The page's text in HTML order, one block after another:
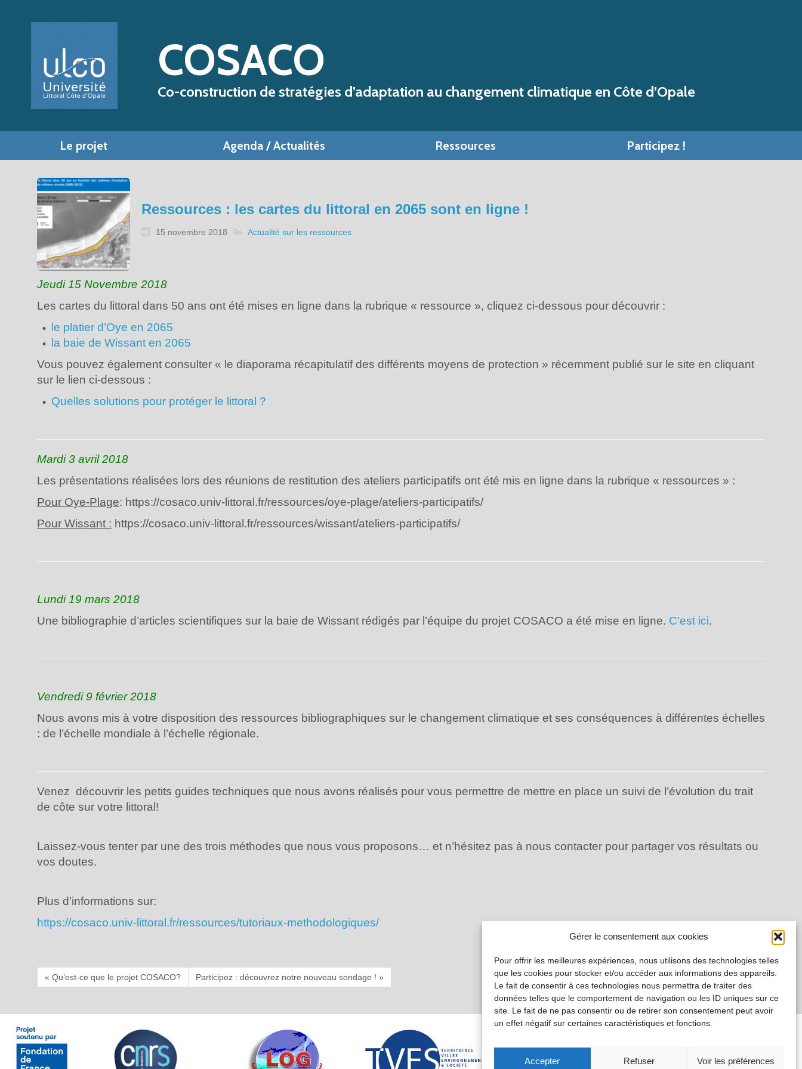
Gérer le consentement aux cookies
Pour offrir les meilleures expériences, nous utilisons des technologies telles
que les cookies pour stocker et/ou accéder aux informations des appareils.
Le fait de consentir à ces technologies nous permettra de traiter des
données telles que le comportement de navigation ou les ID uniques sur ce
site. Le fait de ne pas consentir ou de retirer son consentement peut avoir
un effet négatif sur certaines caractéristiques et fonctions.
Accepter Refuser Voir les préférences
COSACO
Co-construction de stratégies d’adaptation au changement climatique en Côte d’Opale
Le projet Agenda / Actualités Ressources Participez !
Ressources : les cartes du littoral en 2065 sont en ligne !
15 novembre 2018 Actualité sur les ressources
Jeudi 15 Novembre 2018
Les cartes du littoral dans 50 ans ont été mises en ligne dans la rubrique « ressource », cliquez ci-dessous pour découvrir :
le platier d’Oye en 2065
la baie de Wissant en 2065
Vous pouvez également consulter « le diaporama récapitulatif des différents moyens de protection » récemment publié sur le site en cliquant
sur le lien ci-dessous :
Quelles solutions pour protéger le littoral ?
Mardi 3 avril 2018
Les présentations réalisées lors des réunions de restitution des ateliers participatifs ont été mis en ligne dans la rubrique « ressources » :
Pour Oye-Plage: https://cosaco.univ-littoral.fr/ressources/oye-plage/ateliers-participatifs/
Pour Wissant : https://cosaco.univ-littoral.fr/ressources/wissant/ateliers-participatifs/
Lundi 19 mars 2018
Une bibliographie d’articles scientifiques sur la baie de Wissant rédigés par l’équipe du projet COSACO a été mise en ligne. C’est ici.
Vendredi 9 février 2018
Nous avons mis à votre disposition des ressources bibliographiques sur le changement climatique et ses conséquences à différentes échelles
: de l’échelle mondiale à l’échelle régionale.
Venez découvrir les petits guides techniques que nous avons réalisés pour vous permettre de mettre en place un suivi de l’évolution du trait
de côte sur votre littoral!
Laissez-vous tenter par une des trois méthodes que nous vous proposons… et n’hésitez pas à nous contacter pour partager vos résultats ou
vos doutes.
Plus d’informations sur:
https://cosaco.univ-littoral.fr/ressources/tutoriaux-methodologiques/
« Qu’est-ce que le projet COSACO? Participez : découvrez notre nouveau sondage ! »